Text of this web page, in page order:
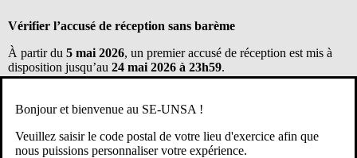
Vérifier l’accusé de réception sans barème
À partir du 5 mai 2026, un premier accusé de réception est mis à
disposition jusqu’au 24 mai 2026 à 23h59.
enregistrés correspond bien à vos demandes.
Contrôler l’accusé de réception avec barème initial
Bonjour et bienvenue au SE-UNSA !
Veuillez saisir le code postal de votre lieu d'exercice afin que
nous puissions personnaliser votre expérience.